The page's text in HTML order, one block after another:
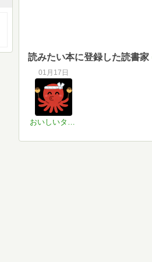
読みたい本に登録した読書家
01月17日
おいしいタコ野郎